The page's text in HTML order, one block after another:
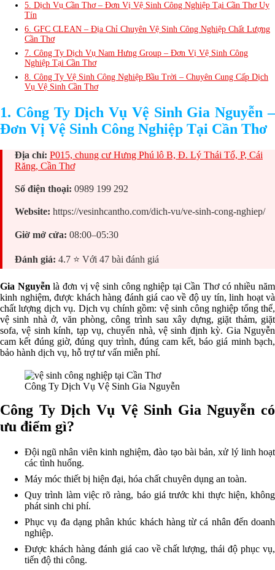
5. Dịch Vụ Cần Thơ – Đơn Vị Vệ Sinh Công Nghiệp Tại Cần Thơ Uy
Tín
6. GFC CLEAN – Địa Chỉ Chuyên Vệ Sinh Công Nghiệp Chất Lượng
Cần Thơ
7. Công Ty Dịch Vụ Nam Hưng Group – Đơn Vị Vệ Sinh Công
Nghiệp Tại Cần Thơ
8. Công Ty Vệ Sinh Công Nghiệp Bầu Trời – Chuyên Cung Cấp Dịch
Vụ Vệ Sinh Cần Thơ
1. Công Ty Dịch Vụ Vệ Sinh Gia Nguyễn –
Đơn Vị Vệ Sinh Công Nghiệp Tại Cần Thơ
Địa chỉ: P015, chung cư Hưng Phú lô B, Đ. Lý Thái Tổ, P, Cái
Răng, Cần Thơ
Số điện thoại: 0989 199 292
Website: https://vesinhcantho.com/dich-vu/ve-sinh-cong-nghiep/
Giờ mở cửa: 08:00–05:30
Đánh giá: 4.7 ⭐ Với 47 bài đánh giá
Gia Nguyễn là đơn vị vệ sinh công nghiệp tại Cần Thơ có nhiều năm
kinh nghiệm, được khách hàng đánh giá cao về độ uy tín, linh hoạt và
chất lượng dịch vụ. Dịch vụ chính gồm: vệ sinh công nghiệp tổng thể,
vệ sinh nhà ở, văn phòng, công trình sau xây dựng, giặt thảm, giặt
sofa, vệ sinh kính, tạp vụ, chuyển nhà, vệ sinh định kỳ. Gia Nguyễn
cam kết đúng giờ, đúng quy trình, đúng cam kết, báo giá minh bạch,
bảo hành dịch vụ, hỗ trợ tư vấn miễn phí.
Công Ty Dịch Vụ Vệ Sinh Gia Nguyễn
Công Ty Dịch Vụ Vệ Sinh Gia Nguyễn có
ưu điểm gì?
Đội ngũ nhân viên kinh nghiệm, đào tạo bài bản, xử lý linh hoạt
các tình huống.
Máy móc thiết bị hiện đại, hóa chất chuyên dụng an toàn.
Quy trình làm việc rõ ràng, báo giá trước khi thực hiện, không
phát sinh chi phí.
Phục vụ đa dạng phân khúc khách hàng từ cá nhân đến doanh
nghiệp.
Được khách hàng đánh giá cao về chất lượng, thái độ phục vụ,
tiến độ thi công.